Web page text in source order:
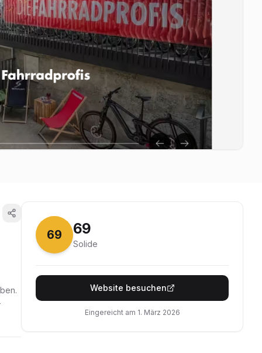
69 69
Solide
Website besuchen
Eingereicht am 1. März 2026